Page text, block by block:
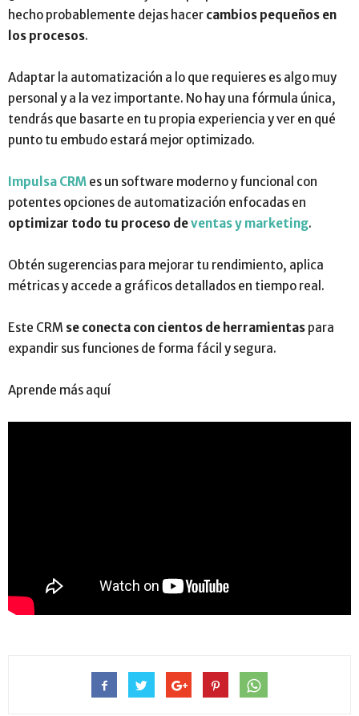
hecho probablemente dejas hacer cambios pequeños en
los procesos.
Adaptar la automatización a lo que requieres es algo muy
personal y a la vez importante. No hay una fórmula única,
tendrás que basarte en tu propia experiencia y ver en qué
punto tu embudo estará mejor optimizado.
Impulsa CRM es un software moderno y funcional con
potentes opciones de automatización enfocadas en
optimizar todo tu proceso deventas y marketing.
Obtén sugerencias para mejorar tu rendimiento, aplica
métricas y accede a gráficos detallados en tiempo real.
Este CRM se conecta con cientos de herramientas para
expandir sus funciones de forma fácil y segura.
Aprende más aquí